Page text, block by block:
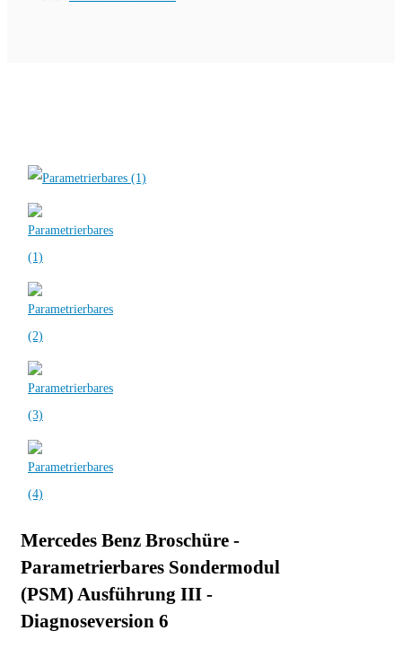
Mercedes Benz Broschüre -
Parametrierbares Sondermodul
(PSM) Ausführung III -
Diagnoseversion 6